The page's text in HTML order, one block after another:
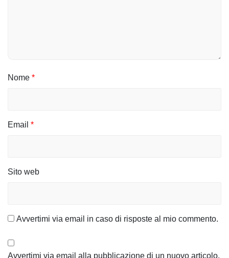
t
i
Nome *
Email *
Sito web
Avvertimi via email in caso di risposte al mio commento.
Avvertimi via email alla pubblicazione di un nuovo articolo.